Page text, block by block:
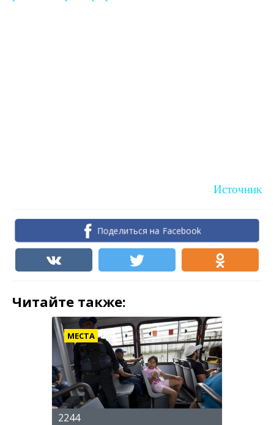
Источник
Поделиться на Facebook
Читайте также:
МЕСТА
2244